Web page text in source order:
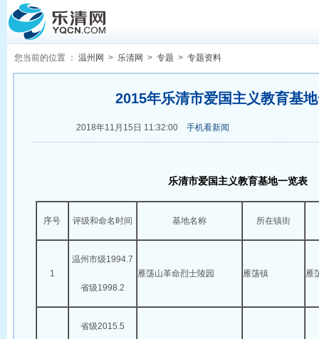
您当前的位置 ： 温州网 > 乐清网 > 专题 > 专题资料
2015年乐清市爱国主义教育基
2018年11月15日 11:32:00 手机看新闻
乐清市爱国主义教育基地一览表
序号 评级和命名时间 基地名称 所在镇街
1
温州市级1994.7
省级1998.2
雁荡山革命烈士陵园 雁荡镇 雁
省级2015.5